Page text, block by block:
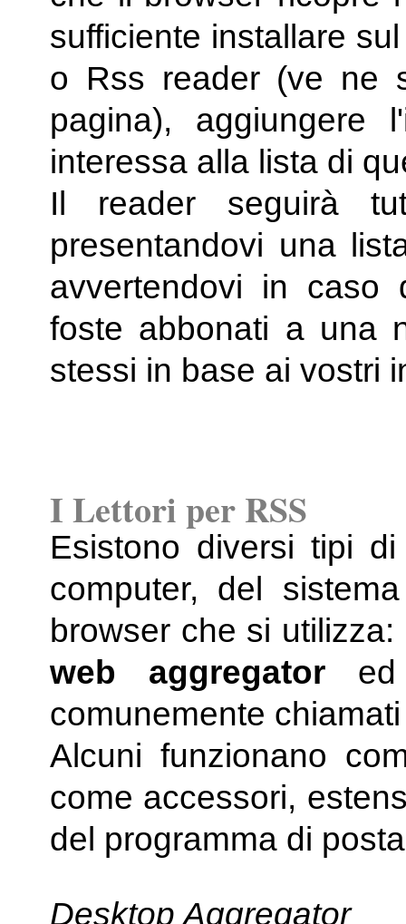
sufficiente installare
o Rss reader (ve ne
pagina),
interessa alla lista di
Il reader seguirà
presentandovi una
avvertendovi in caso
foste abbonati a una
stessi in base ai vostri
I Lettori per RSS
Esistono diversi tipi
computer, del
browser che si
web aggregator
comunemente
Alcuni funzionano
come accessori,
del programma di
Desktop Aggregator